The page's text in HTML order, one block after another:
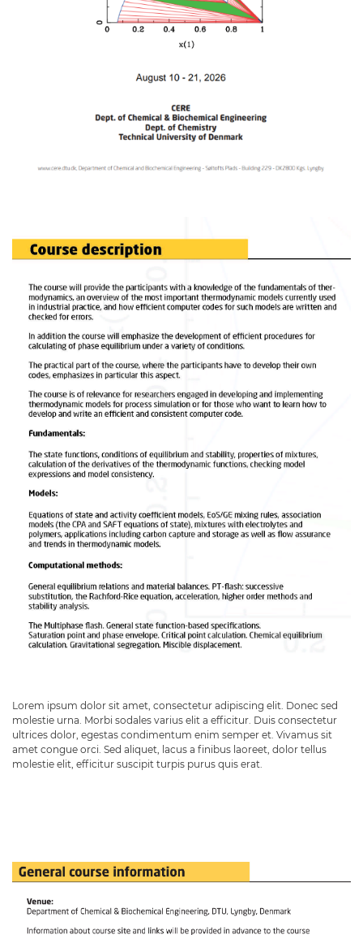
Lorem ipsum dolor sit amet, consectetur adipiscing elit. Donec sed
molestie urna. Morbi sodales varius elit a efficitur. Duis consectetur
ultrices dolor, egestas condimentum enim semper et. Vivamus sit
amet congue orci. Sed aliquet, lacus a finibus laoreet, dolor tellus
molestie elit, efficitur suscipit turpis purus quis erat.